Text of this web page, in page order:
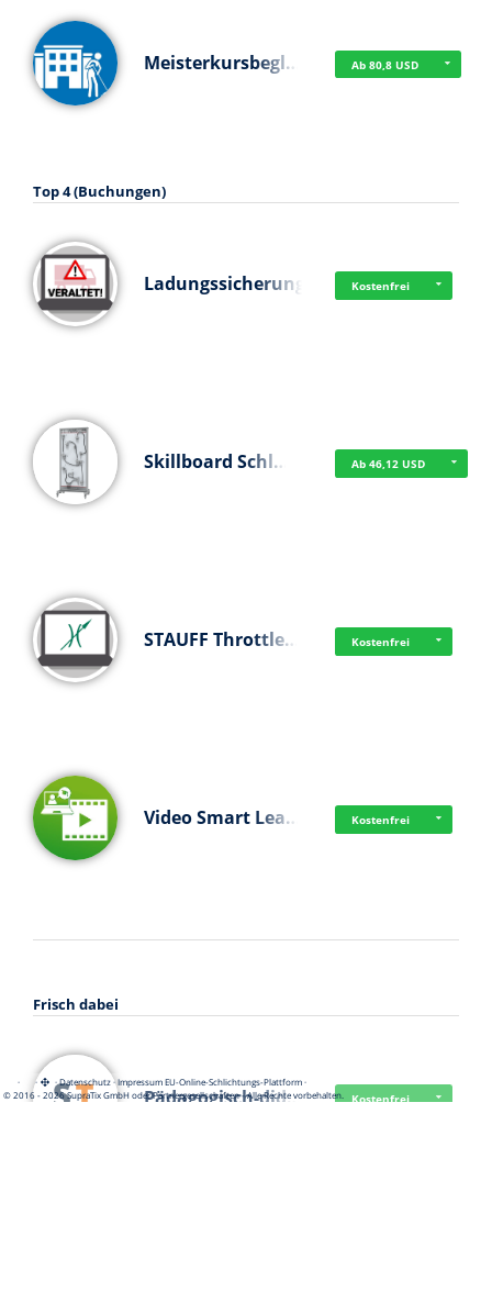
Meisterkursbegl… Ab 80,8 USD
Top 4 (Buchungen)
Ladungssicherung Kostenfrei
Skillboard Schl… Ab 46,12 USD
STAUFF Throttle… Kostenfrei
Video Smart Lea… Kostenfrei
Frisch dabei
Pädagogisch-did… Kostenfrei
· · ·Datenschutz·Impressum EU-Online-Schlichtungs-Plattform·
© 2016 - 2026 SupraTix GmbH oder Partnergesellschaften - Alle Rechte vorbehalten.